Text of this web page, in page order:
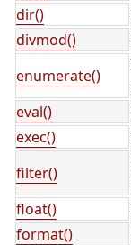
dir()
divmod()
enumerate()
eval()
exec()
filter()
float()
format()